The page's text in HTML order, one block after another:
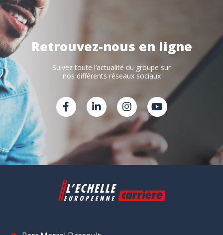
Retrouvez-nous en ligne
Suivez toute l’actualité du groupe sur
nos différents réseaux sociaux